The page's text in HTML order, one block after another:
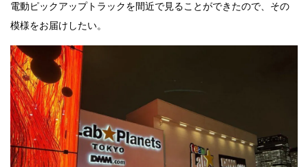
電動ピックアップトラックを間近で見ることができたので、その
模様をお届けしたい。